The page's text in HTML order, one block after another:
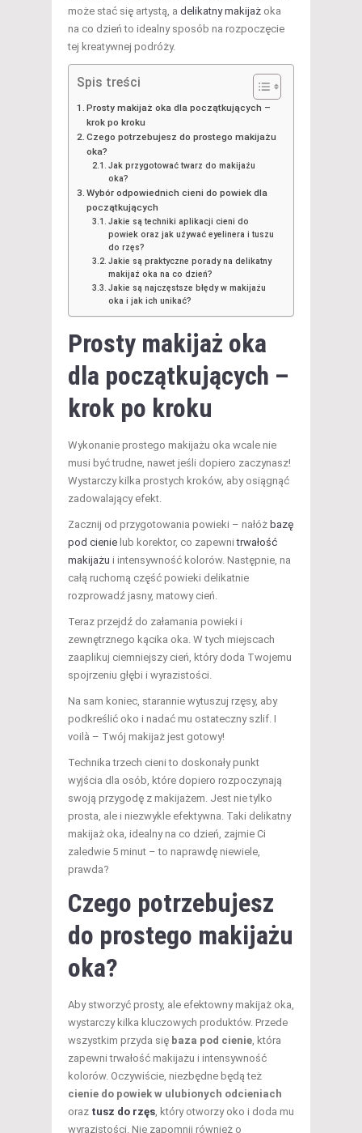
może stać się artystą, a delikatny makijaż oka
na co dzień to idealny sposób na rozpoczęcie
tej kreatywnej podróży.
Spis treści
Prosty makijaż oka dla początkujących –
krok po kroku
Czego potrzebujesz do prostego makijażu
oka?
Jak przygotować twarz do makijażu
oka?
Wybór odpowiednich cieni do powiek dla
początkujących
Jakie są techniki aplikacji cieni do
powiek oraz jak używać eyelinera i tuszu
do rzęs?
Jakie są praktyczne porady na delikatny
makijaż oka na co dzień?
Jakie są najczęstsze błędy w makijażu
oka i jak ich unikać?
Prosty makijaż oka
dla początkujących –
krok po kroku
Wykonanie prostego makijażu oka wcale nie
musi być trudne, nawet jeśli dopiero zaczynasz!
Wystarczy kilka prostych kroków, aby osiągnąć
zadowalający efekt.
Zacznij od przygotowania powieki – nałóż bazę
pod cienie lub korektor, co zapewnitrwałość
makijażu i intensywność kolorów. Następnie, na
całą ruchomą część powieki delikatnie
rozprowadź jasny, matowy cień.
Teraz przejdź do załamania powieki i
zewnętrznego kącika oka. W tych miejscach
zaaplikuj ciemniejszy cień, który doda Twojemu
spojrzeniu głębi i wyrazistości.
Na sam koniec, starannie wytuszuj rzęsy, aby
podkreślić oko i nadać mu ostateczny szlif. I
voilà – Twój makijaż jest gotowy!
Technika trzech cieni to doskonały punkt
wyjścia dla osób, które dopiero rozpoczynają
swoją przygodę z makijażem. Jest nie tylko
prosta, ale i niezwykle efektywna. Taki delikatny
makijaż oka, idealny na co dzień, zajmie Ci
zaledwie 5 minut – to naprawdę niewiele,
prawda?
Czego potrzebujesz
do prostego makijażu
oka?
Aby stworzyć prosty, ale efektowny makijaż oka,
wystarczy kilka kluczowych produktów. Przede
wszystkim przyda się baza pod cienie, która
zapewni trwałość makijażu i intensywność
kolorów. Oczywiście, niezbędne będą też
cienie do powiek w ulubionych odcieniach
oraz tusz do rzęs, który otworzy oko i doda mu
wyrazistości. Nie zapomnij również o